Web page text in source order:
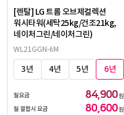
[렌탈] LG 트롬 오브제컬렉션
워시타워(세탁25kg/건조21kg,
네이처그린/네이처그린)
WL21GGN-6M
3년 4년 5년 6년
월요금 84,900원
월 결합시 요금
80,600원